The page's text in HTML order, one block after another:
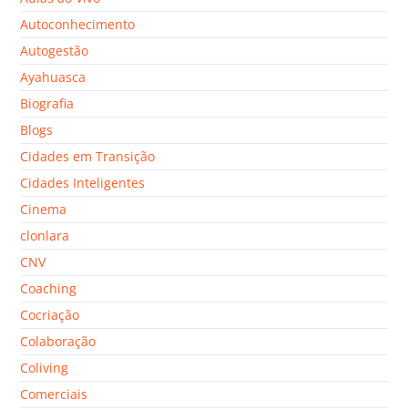
Autoconhecimento
Autogestão
Ayahuasca
Biografia
Blogs
Cidades em Transição
Cidades Inteligentes
Cinema
clonlara
CNV
Coaching
Cocriação
Colaboração
Coliving
Comerciais